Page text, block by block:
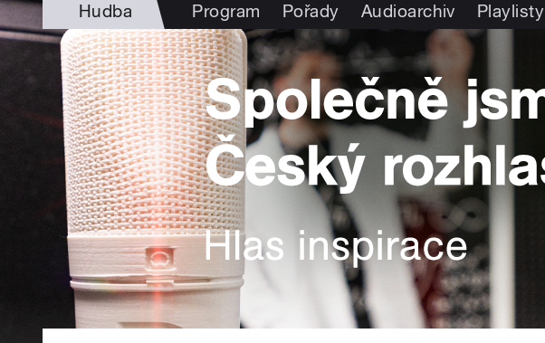
Hudba Program Pořady Audioarchiv Playlisty